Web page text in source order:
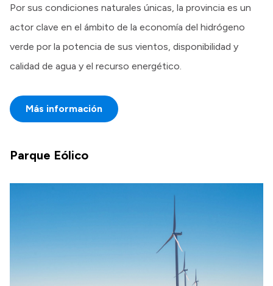
Por sus condiciones naturales únicas, la provincia es un
actor clave en el ámbito de la economía del hidrógeno
verde por la potencia de sus vientos, disponibilidad y
calidad de agua y el recurso energético.
Más información
Parque Eólico